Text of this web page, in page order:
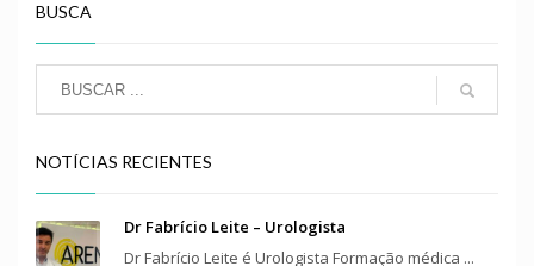
BUSCA
NOTÍCIAS RECIENTES
Dr Fabrício Leite – Urologista
Dr Fabrício Leite é Urologista Formação médica ...